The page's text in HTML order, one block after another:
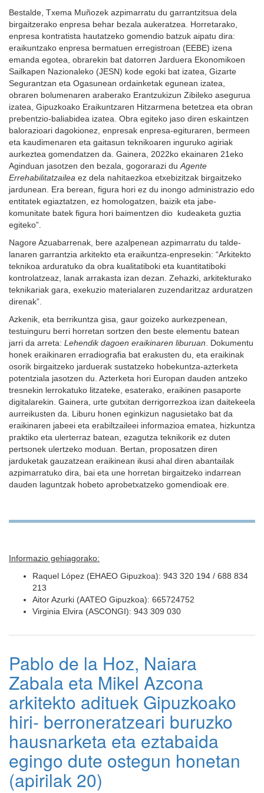
Bestalde, Txema Muñozek azpimarratu du garrantzitsua dela
birgaitzerako enpresa behar bezala aukeratzea. Horretarako,
enpresa kontratista hautatzeko gomendio batzuk aipatu dira:
eraikuntzako enpresa bermatuen erregistroan (EEBE) izena
emanda egotea, obrarekin bat datorren Jarduera Ekonomikoen
Sailkapen Nazionaleko (JESN) kode egoki bat izatea, Gizarte
Segurantzan eta Ogasunean ordainketak egunean izatea,
obraren bolumenaren araberako Erantzukizun Zibileko asegurua
izatea, Gipuzkoako Eraikuntzaren Hitzarmena betetzea eta obran
prebentzio-baliabidea izatea. Obra egiteko jaso diren eskaintzen
balorazioari dagokionez, enpresak enpresa-egituraren, bermeen
eta kaudimenaren eta gaitasun teknikoaren inguruko agiriak
aurkeztea gomendatzen da. Gainera, 2022ko ekainaren 21eko
Aginduan jasotzen den bezala, gogorarazi du Agente
Errehabilitatzailea ez dela nahitaezkoa etxebizitzak birgaitzeko
jardunean. Era berean, figura hori ez du inongo administrazio edo
entitatek egiaztatzen, ez homologatzen, baizik eta jabe-
komunitate batek figura hori baimentzen dio kudeaketa guztia
egiteko”.
Nagore Azuabarrenak, bere azalpenean azpimarratu du talde-
lanaren garrantzia arkitekto eta eraikuntza-enpresekin: “Arkitekto
teknikoa arduratuko da obra kualitatiboki eta kuantitatiboki
kontrolatzeaz, lanak arrakasta izan dezan. Zehazki, arkitekturako
teknikariak gara, exekuzio materialaren zuzendaritzaz arduratzen
direnak”.
Azkenik, eta berrikuntza gisa, gaur goizeko aurkezpenean,
testuinguru berri horretan sortzen den beste elementu batean
jarri da arreta: Lehendik dagoen eraikinaren liburuan . Dokumentu
honek eraikinaren erradiografia bat erakusten du, eta eraikinak
osorik birgaitzeko jarduerak sustatzeko hobekuntza-azterketa
potentziala jasotzen du. Azterketa hori Europan dauden antzeko
tresnekin lerrokatuko litzateke, esaterako, eraikinen pasaporte
digitalarekin. Gainera, urte gutxitan derrigorrezkoa izan daitekeela
aurreikusten da. Liburu honen eginkizun nagusietako bat da
eraikinaren jabeei eta erabiltzaileei informazioa ematea, hizkuntza
praktiko eta ulerterraz batean, ezagutza teknikorik ez duten
pertsonek ulertzeko moduan. Bertan, proposatzen diren
jarduketak gauzatzean eraikinean ikusi ahal diren abantailak
azpimarratuko dira, bai eta une horretan birgaitzeko indarrean
dauden laguntzak hobeto aprobetxatzeko gomendioak ere.
Informazio gehiagorako:
Raquel López (EHAEO Gipuzkoa): 943 320 194 / 688 834
213
Aitor Azurki (AATEO Gipuzkoa): 665724752
Virginia Elvira (ASCONGI): 943 309 030
Pablo de la Hoz, Naiara
Zabala eta Mikel Azcona
arkitekto adituek Gipuzkoako
hiri- berroneratzeari buruzko
hausnarketa eta eztabaida
egingo dute ostegun honetan
(apirilak 20)